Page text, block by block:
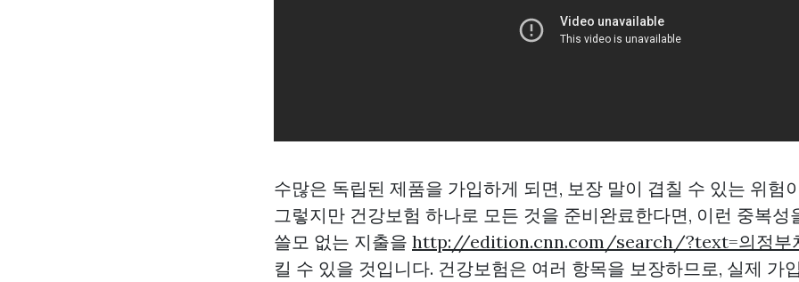
수많은 독립된 제품을 가입하게 되면, 보장 말이 겹칠 수 있는 위험
그렇지만 건강보험 하나로 모든 것을 준비완료한다면, 이런 중복성
쓸모 없는 지출을 http://edition.cnn.com/search/?text=의정부
킬 수 있을 것입니다. 건강보험은 여러 항목을 보장하므로, 실제 가